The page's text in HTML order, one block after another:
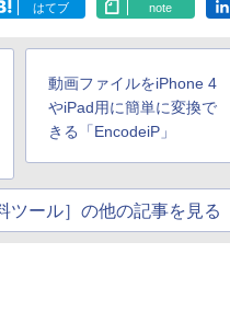
はてブ note
動画ファイルをiPhone 4
やiPad用に簡単に変換で
きる「EncodeiP」
ツール］の他の記事を見る